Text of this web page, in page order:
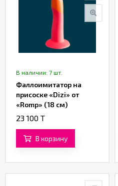
В наличии: 7 шт.
Фаллоимитатор на
присоске «Dizi» от
«Romp» (18 см)
23 100 T
В корзину